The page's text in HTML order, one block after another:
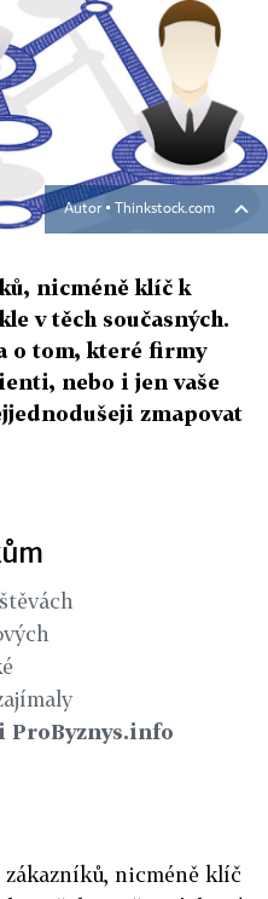
Autor ▪ Thinkstock.com
nicméně klíč k
v těch současných.
o tom, které firmy
nebo i jen vaše
zmapovat
ProByznys.info
nicméně klíč